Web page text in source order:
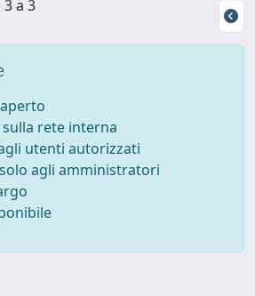
a 3
rete interna
utenti autorizzati
agli amministratori